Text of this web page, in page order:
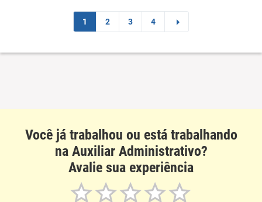
Não recomenda a diretoria
1 2 3 4
Você já trabalhou ou está trabalhando
na Auxiliar Administrativo?
Avalie sua experiência